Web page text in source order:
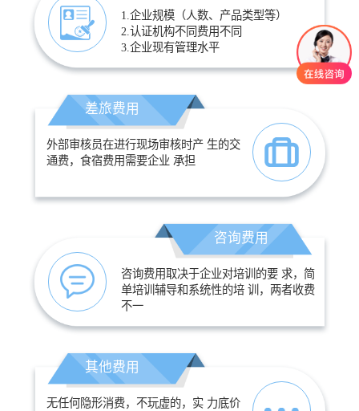
1.企业规模（人数、产品类型等）
2.认证机构不同费用不同
3.企业现有管理水平
差旅费用
外部审核员在进行现场审核时产 生的交
通费，食宿费用需要企业 承担
咨询费用
咨询费用取决于企业对培训的要 求，简
单培训辅导和系统性的培 训，两者收费
不一
其他费用
无任何隐形消费，不玩虚的，实 力底价